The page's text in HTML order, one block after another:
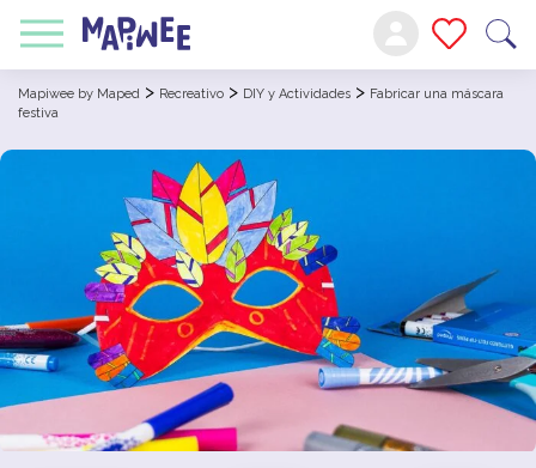
Mapiwee by Maped > Recreativo > DIY y Actividades > Fabricar una máscara
festiva